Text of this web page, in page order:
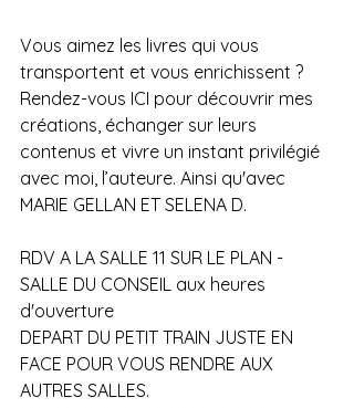
Vous aimez les livres qui vous
transportent et vous enrichissent ?
Rendez-vous ICI pour découvrir mes
créations, échanger sur leurs
contenus et vivre un instant privilégié
avec moi, l’auteure. Ainsi qu'avec
MARIE GELLAN ET SELENA D.
RDV A LA SALLE 11 SUR LE PLAN -
SALLE DU CONSEIL aux heures
d'ouverture
DEPART DU PETIT TRAIN JUSTE EN
FACE POUR VOUS RENDRE AUX
AUTRES SALLES.